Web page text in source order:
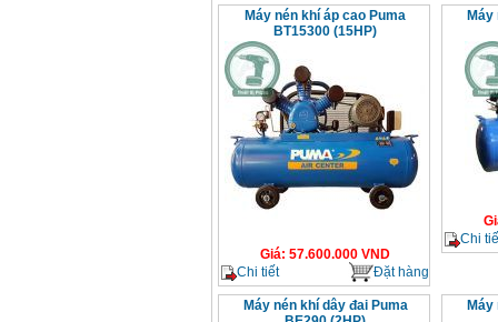
Máy nén khí áp cao Puma
BT15300 (15HP)
Giá: 57.600.000 VND
Chi tiết
Đặt hàng
Máy
Chi
Máy nén khí dây đai Puma
Máy